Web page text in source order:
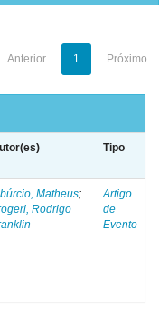
Anterior 1 Próximo
Tipo
Matheus;
Rodrigo
Artigo
de
Evento